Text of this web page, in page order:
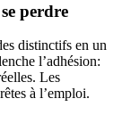
perdre
distinctifs en un
l’adhésion:
Les
à l’emploi.